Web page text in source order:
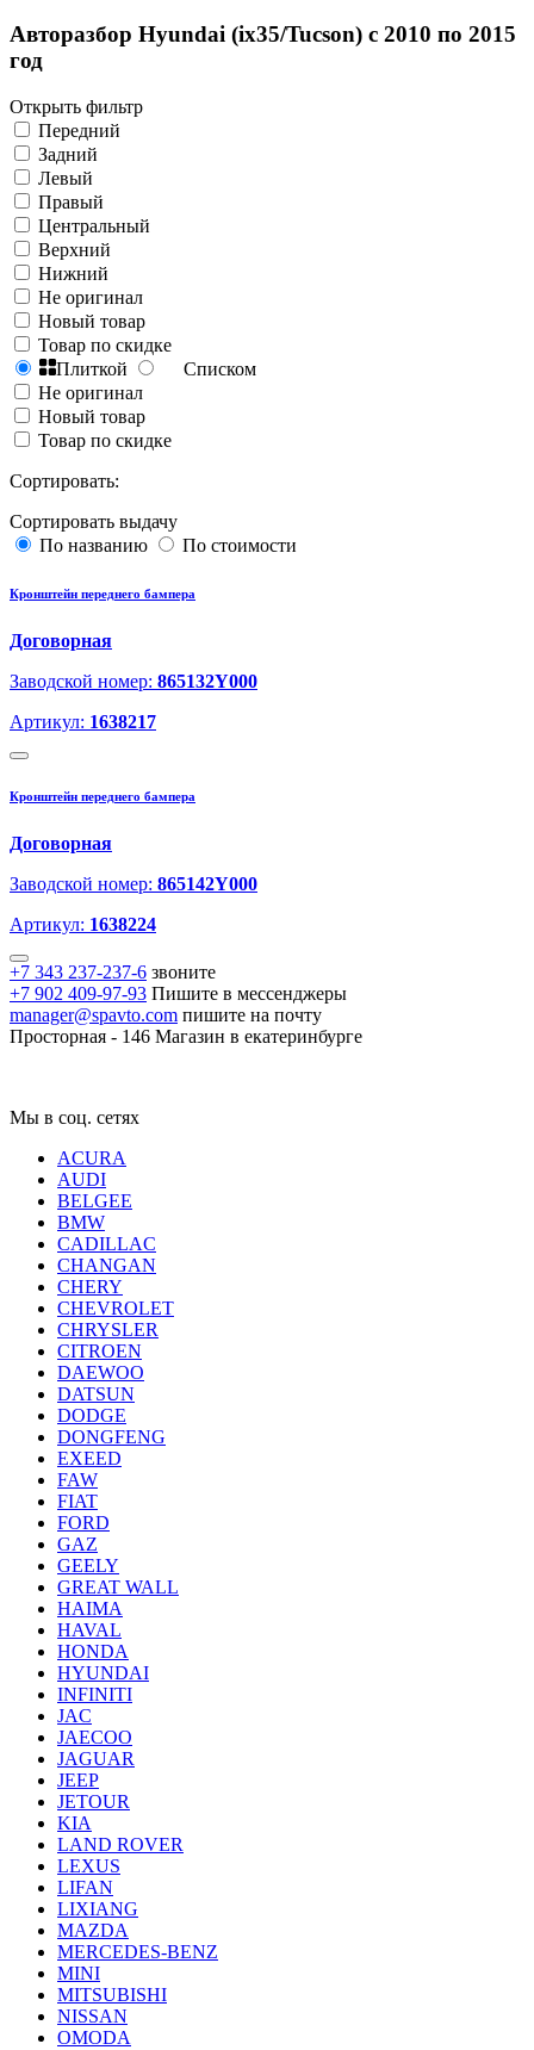
Авторазбор Hyundai (ix35/Tucson) с 2010 по 2015
год
Открыть фильтр
Передний
Задний
Левый
Правый
Центральный
Верхний
Нижний
Не оригинал
Новый товар
Товар по скидке
Плиткой
Списком
Не оригинал
Новый товар
Товар по скидке
Сортировать:
Сортировать выдачу
По названию
По стоимости
Кронштейн переднего бампера
Договорная
Заводской номер: 865132Y000
Артикул: 1638217
Кронштейн переднего бампера
Договорная
Заводской номер: 865142Y000
Артикул: 1638224
+7 343 237-237-6 звоните
+7 902 409-97-93 Пишите в мессенджеры
manager@spavto.com пишите на почту
Просторная - 146 Магазин в екатеринбурге
Мы в соц. сетях
ACURA
AUDI
BELGEE
BMW
CADILLAC
CHANGAN
CHERY
CHEVROLET
CHRYSLER
CITROEN
DAEWOO
DATSUN
DODGE
DONGFENG
EXEED
FAW
FIAT
FORD
GAZ
GEELY
GREAT WALL
HAIMA
HAVAL
HONDA
HYUNDAI
INFINITI
JAC
JAECOO
JAGUAR
JEEP
JETOUR
KIA
LAND ROVER
LEXUS
LIFAN
LIXIANG
MAZDA
MERCEDES-BENZ
MINI
MITSUBISHI
NISSAN
OMODA